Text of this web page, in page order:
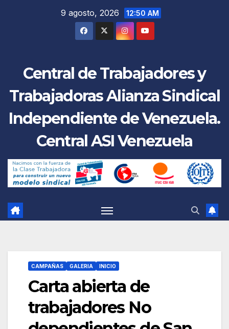
9 agosto, 2026 12:50 AM
Central de Trabajadores y
Trabajadoras Alianza Sindical
Independiente de Venezuela.
Central ASI Venezuela
CAMPAÑAS GALERIA INICIO
Carta abierta de
trabajadores No